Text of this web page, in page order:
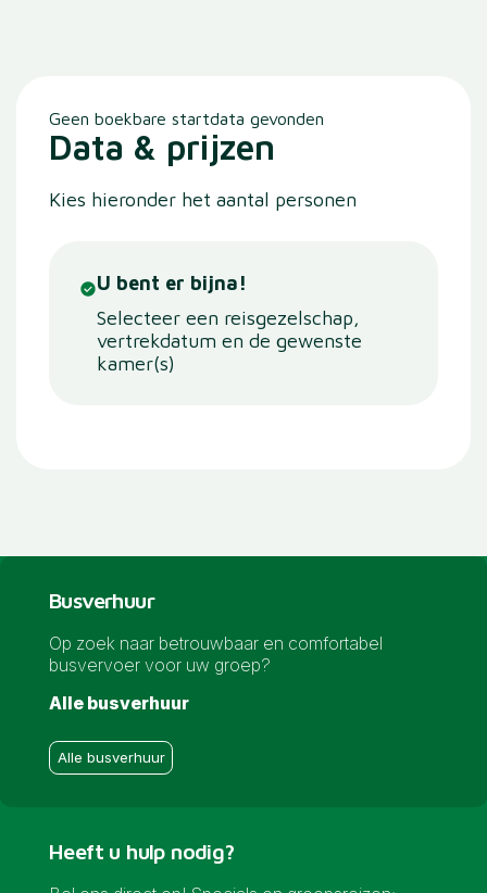
Geen boekbare startdata gevonden
Data & prijzen
Kies hieronder het aantal personen
U bent er bijna!
Selecteer een reisgezelschap,
vertrekdatum en de gewenste
kamer(s)
Busverhuur
Op zoek naar betrouwbaar en comfortabel
busvervoer voor uw groep?
Alle busverhuur
Alle busverhuur
Heeft u hulp nodig?